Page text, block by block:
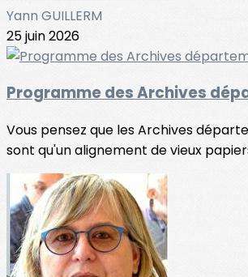
Yann GUILLERM
25 juin 2026
Programme des Archives
Vous pensez que les Archives
sont qu'un alignement de vieux